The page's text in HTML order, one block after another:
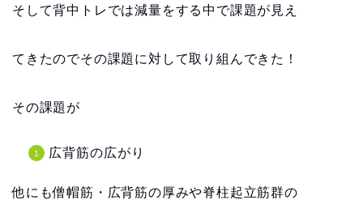
そして背中トレでは減量をする中で課題が見え
てきたのでその課題に対して取り組んできた！
その課題が
広背筋の広がり
他にも僧帽筋・広背筋の厚みや脊柱起立筋群の